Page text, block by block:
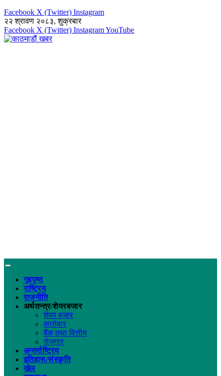
Facebook X (Twitter) Instagram
२२ श्रावण २०८३, शुक्रबार
Facebook X (Twitter) InstagramYouTube
गृहपृष्ठ
राष्ट्रिय
राजनीति
अर्थतन्त्र/शेयरबजार
शेयर बजार
कारोबार
बैंक तथा वित्तीय
रोजगार
अन्तर्राष्ट्रिय
इतिहास/संस्कृति
खेल